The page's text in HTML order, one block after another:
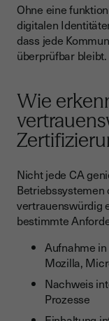
Ohne eine
digitalen
dass jede
überprüfbar bleibt.
Wie
Nicht jede CA
Betriebssystemen
vertrauenswürdig
bestimmte
Aufnahme
Mozilla,
Nachweis
Prozesse